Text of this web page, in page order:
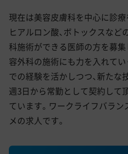
現在は美容皮膚科を中心に診療
ヒアルロン酸、ボトックスなど
科施術ができる医師の方を募集
容外科の施術にも力を入れてい
での経験を活かしつつ、新たな
週3日から常勤として契約して
ています。ワークライフバラ
メの求人です。